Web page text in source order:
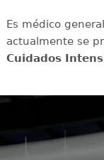
Es médico
actualmente se
Cuidados